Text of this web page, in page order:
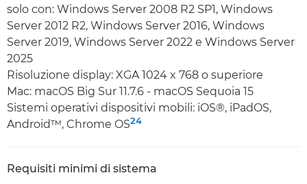
solo con: Windows Server 2008 R2 SP1, Windows
Server 2012 R2, Windows Server 2016, Windows
Server 2019, Windows Server 2022 e Windows Server
2025
Risoluzione display: XGA 1024 x 768 o superiore
Mac: macOS Big Sur 11.7.6 - macOS Sequoia 15
Sistemi operativi dispositivi mobili: iOS®, iPadOS,
Android™, Chrome OS24
Requisiti minimi di sistema